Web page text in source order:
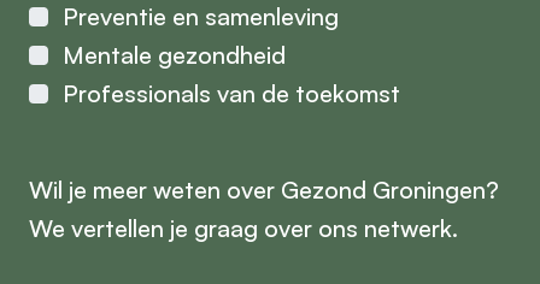
Preventie en samenleving
Mentale gezondheid
Professionals van de toekomst
Wil je meer weten over Gezond Groningen?
We vertellen je graag over ons netwerk.